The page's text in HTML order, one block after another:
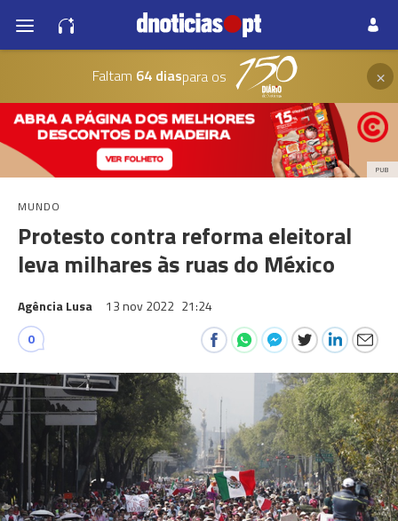
Faltam 64 diaspara os ×
PUB
MUNDO
Protesto contra reforma eleitoral
leva milhares às ruas do México
Agência Lusa 13 nov 2022 21:24
0